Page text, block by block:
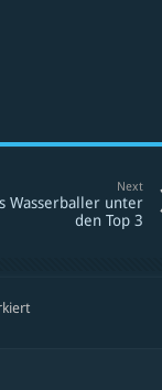
Next
Wasserballer unter
den Top 3